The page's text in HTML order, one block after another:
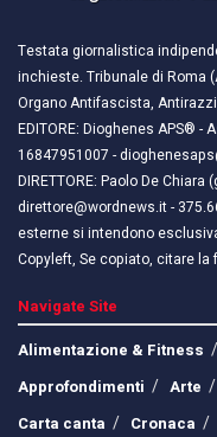
Testata giornalistica
inchieste. Tribunale di Roma
Organo Antifascista,
EDITORE: Dioghenes APS® -
16847951007 -
DIRETTORE: Paolo De
direttore@wordnews.it -
esterne si intendono
Copyleft, Se copiato, citare la
Navigate Site
Alimentazione & Fitness
Approfondimenti
Arte
Carta canta
Cronaca